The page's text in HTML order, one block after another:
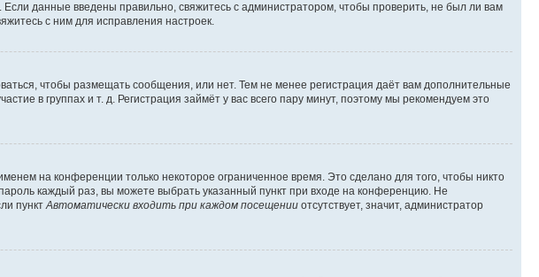
данные введены правильно, свяжитесь с администратором, чтобы проверить, не был ли вам
с ним для исправления настроек.
чтобы размещать сообщения, или нет. Тем не менее регистрация даёт вам дополнительные
в группах и т. д. Регистрация займёт у вас всего пару минут, поэтому мы рекомендуем это
на конференции только некоторое ограниченное время. Это сделано для того, чтобы никто
каждый раз, вы можете выбрать указанный пункт при входе на конференцию. Не
пунктАвтоматически входить при каждом посещении отсутствует, значит, администратор